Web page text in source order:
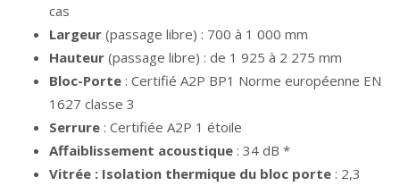
cas
Largeur (passage libre) : 700 à 1 000 mm
Hauteur (passage libre) : de 1 925 à 2 275 mm
Bloc-Porte : Certifié A2P BP1 Norme européenne EN
1627 classe 3
Serrure : Certifiée A2P 1 étoile
Affaiblissement acoustique : 34 dB *
Vitrée : Isolation thermique du bloc porte : 2,3